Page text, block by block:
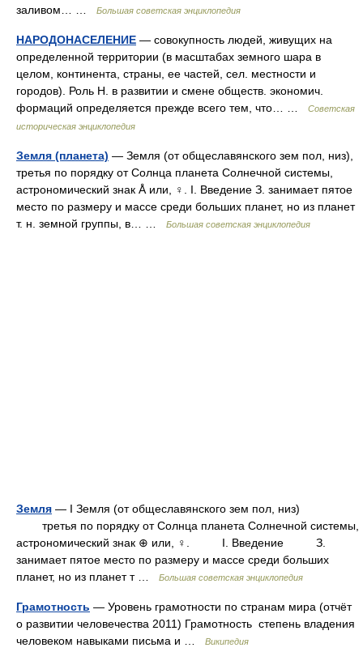
заливом… …
Большая советская энциклопедия
НАРОДОНАСЕЛЕНИЕ — совокупность людей, живущих на
определенной территории (в масштабах земного шара в
целом, континента, страны, ее частей, сел. местности и
городов). Роль Н. в развитии и смене обществ. экономич.
формаций определяется прежде всего тем, что… …
Советская
историческая энциклопедия
Земля (планета) — Земля (от общеславянского зем пол, низ),
третья по порядку от Солнца планета Солнечной системы,
астрономический знак Å или, ♀. I. Введение З. занимает пятое
место по размеру и массе среди больших планет, но из планет
т. н. земной группы, в… …
Большая советская энциклопедия
Земля — I Земля (от общеславянского зем пол, низ)
третья по порядку от Солнца планета Солнечной системы,
астрономический знак ⊕ или, ♀. I. Введение З.
занимает пятое место по размеру и массе среди больших
планет, но из планет т …
Большая советская энциклопедия
Грамотность — Уровень грамотности по странам мира (отчёт
о развитии человечества 2011) Грамотность степень владения
человеком навыками письма и …
Википедия